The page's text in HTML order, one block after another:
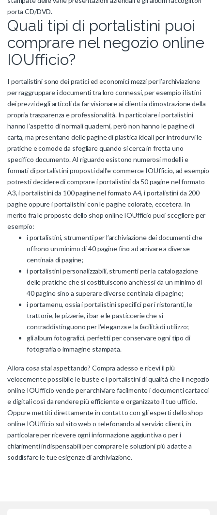
porta CD/DVD.
Quali tipi di portalistini puoi
comprare nel negozio online
IOUfficio?
I portalistini sono dei pratici ed economici mezzi per l’archiviazione
per raggruppare i documenti tra loro connessi, per esempio i listini
dei prezzi degli articoli da far visionare ai clienti a dimostrazione della
propria trasparenza e professionalità. In particolare i portalistini
hanno l’aspetto di normali quaderni, però non hanno le pagine di
carta, ma presentano delle pagine di plastica ideali per introdurvi le
pratiche e comode da sfogliare quando si cerca in fretta uno
specifico documento. Al riguardo esistono numerosi modelli e
formati di portalistini proposti dall’e-commerce IOUfficio, ad esempio
potresti decidere di comprare i portalistini da 50 pagine nel formato
A3, i portalistini da 100 pagine nel formato A4, i portalistini da 200
pagine oppure i portalistini con le pagine colorate, eccetera. In
merito fra le proposte dello shop online IOUfficio puoi scegliere per
esempio:
i portalistini, strumenti per l’archiviazione dei documenti che
offrono un minimo di 40 pagine fino ad arrivare a diverse
centinaia di pagine;
i portalistini personalizzabili, strumenti per la catalogazione
delle pratiche che si costituiscono anch’essi da un minimo di
40 pagine sino a superare diverse centinaia di pagine;
i portamenu, ossia i portalistini specifici per i ristoranti, le
trattorie, le pizzerie, i bar e le pasticcerie che si
contraddistinguono per l'eleganza e la facilità di utilizzo;
gli album fotografici, perfetti per conservare ogni tipo di
fotografia o immagine stampata.
Allora cosa stai aspettando? Compra adesso e ricevi il più
velocemente possibile le buste e i portalistini di qualità che il negozio
online IOUfficio vende per archiviare facilmente i documenti cartacei
e digitali così da rendere più efficiente e organizzato il tuo ufficio.
Oppure mettiti direttamente in contatto con gli esperti dello shop
online IOUfficio sul sito web o telefonando al servizio clienti, in
particolare per ricevere ogni informazione aggiuntiva o per i
chiarimenti indispensabili per comprare le soluzioni più adatte a
soddisfare le tue esigenze di archiviazione.